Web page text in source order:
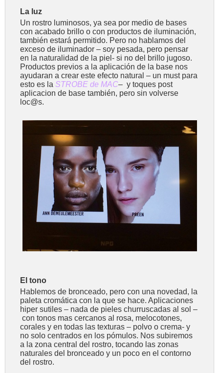
La luz
Un rostro luminosos, ya sea por medio de bases
con acabado brillo o con productos de iluminación,
también estará permitido. Pero no hablamos del
exceso de iluminador – soy pesada, pero pensar
en la naturalidad de la piel- si no del brillo jugoso.
Productos previos a la aplicación de la base nos
ayudaran a crear este efecto natural – un must para
esto es la STROBE de MAC– y toques post
aplicacion de base también, pero sin volverse
loc@s.
El tono
Hablemos de bronceado, pero con una novedad, la
paleta cromática con la que se hace. Aplicaciones
hiper sutiles – nada de pieles churruscadas al sol –
con tonos mas cercanos al rosa, melocotones,
corales y en todas las texturas – polvo o crema- y
no solo centrados en los pómulos. Nos subiremos
a la zona central del rostro, tocando las zonas
naturales del bronceado y un poco en el contorno
del rostro.